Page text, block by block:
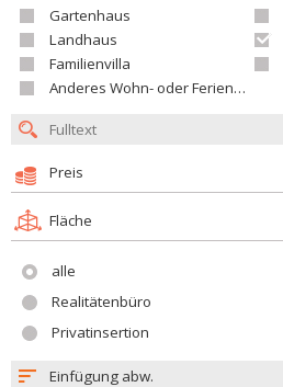
Gartenhaus
Landhaus
Familienvilla
Anderes Wohn- oder Ferienobjekt
Preis
Fläche
alle
Realitätenbüro
Privatinsertion
Einfügung abw.